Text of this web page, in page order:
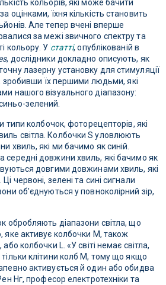
кольорів, які може бачити
оцінками, їхня кількість становить
Але тепер вчені вперше
за межі звичного спектру та
кольору. У статті, опублікованій в
, дослідники докладно описують, як
лазерну установку для стимуляції
зробивши їх першими людьми, які
нашого візуального діапазону:
зелений.
типи колбочок, фоторецепторів, які
світла. Колбочки S уловлюють
хвиль, які ми бачимо як синій.
середні довжини хвиль, які бачимо як
довгими довжинами хвиль, які
червоні, зелені та сині сигнали
об'єднуються у повноколірний зір,
обробляють діапазони світла, що
яке активує колбочки M, також
колбочки L. «У світі немає світла,
клітини колб M, тому що якщо
активується й один або обидва
Нг, професор електротехніки та